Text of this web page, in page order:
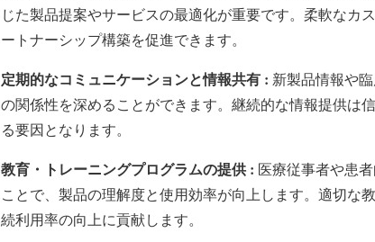
じた製品提案やサービスの最適化が重要です。柔軟なカ
ートナーシップ構築を促進できます。
定期的なコミュニケーションと情報共有 : 新製品情報や
の関係性を深めることができます。継続的な情報提供は
る要因となります。
教育・トレーニングプログラムの提供 : 医療従事者や患
ことで、製品の理解度と使用効率が向上します。適切な
続利用率の向上に貢献します。